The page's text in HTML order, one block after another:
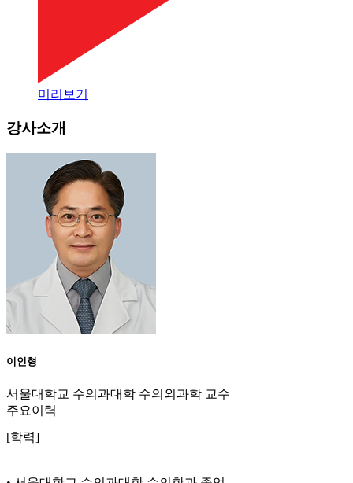
미리보기
강사소개
이인형
서울대학교 수의과대학 수의외과학 교수
주요이력
[학력]